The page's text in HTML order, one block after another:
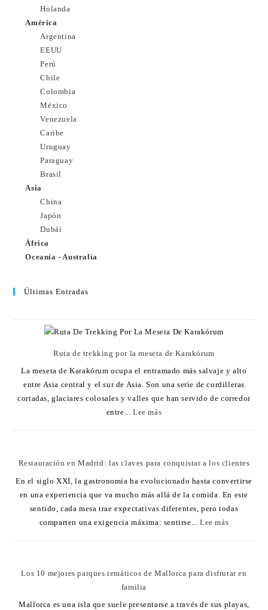
Holanda
América
Argentina
EEUU
Perú
Chile
Colombia
México
Venezuela
Caribe
Uruguay
Paraguay
Brasil
Asia
China
Japón
Dubái
África
Oceanía - Australia
Últimas Entradas
Ruta de trekking por la meseta de Karakórum
La meseta de Karakórum ocupa el entramado más salvaje y alto
entre Asia central y el sur de Asia. Son una serie de cordilleras
cortadas, glaciares colosales y valles que han servido de corredor
entre...Lee más
Restauración en Madrid: las claves para conquistar a los clientes
En el siglo XXI, la gastronomía ha evolucionado hasta convertirse
en una experiencia que va mucho más allá de la comida. En este
sentido, cada mesa trae expectativas diferentes, pero todas
comparten una exigencia máxima: sentirse...Lee más
Los 10 mejores parques temáticos de Mallorca para disfrutar en
familia
Mallorca es una isla que suele presentarse a través de sus playas,